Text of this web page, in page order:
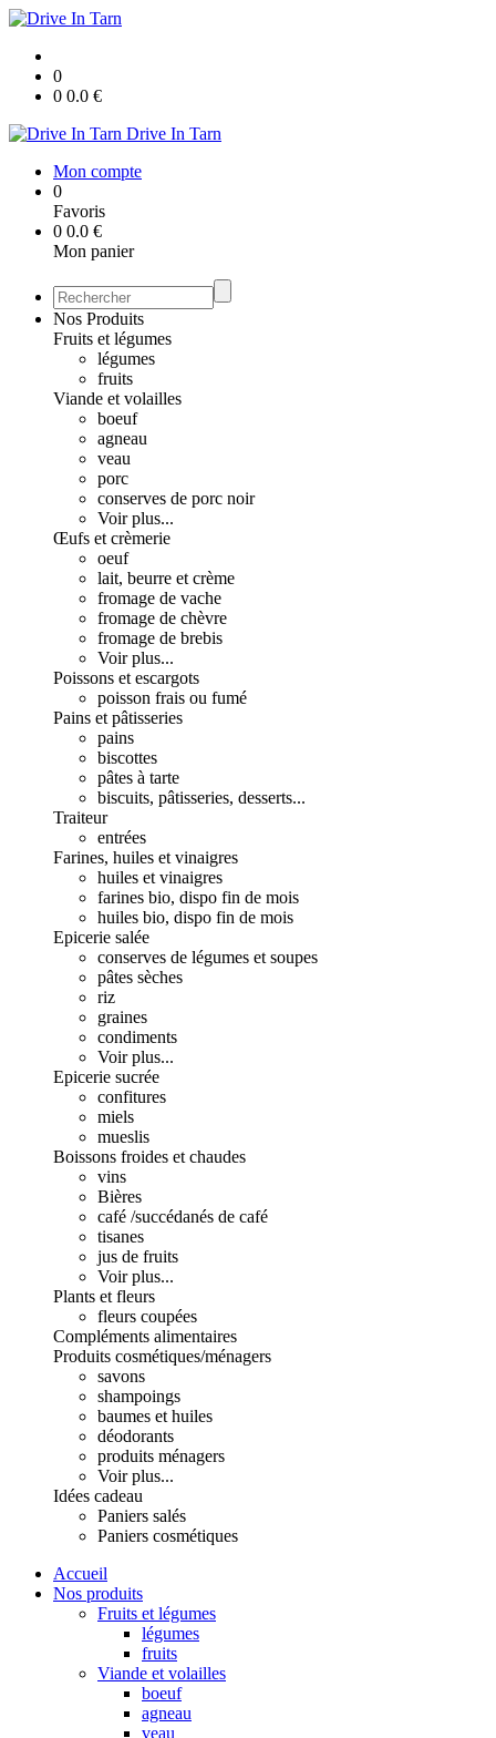
0
0 0.0 €
Drive In Tarn
Mon compte
0
Favoris
0 0.0 €
Mon panier
Nos Produits
Fruits et légumes
légumes
fruits
Viande et volailles
boeuf
agneau
veau
porc
conserves de porc noir
Voir plus...
Œufs et crèmerie
oeuf
lait, beurre et crème
fromage de vache
fromage de chèvre
fromage de brebis
Voir plus...
Poissons et escargots
poisson frais ou fumé
Pains et pâtisseries
pains
biscottes
pâtes à tarte
biscuits, pâtisseries, desserts...
Traiteur
entrées
Farines, huiles et vinaigres
huiles et vinaigres
farines bio, dispo fin de mois
huiles bio, dispo fin de mois
Epicerie salée
conserves de légumes et soupes
pâtes sèches
riz
graines
condiments
Voir plus...
Epicerie sucrée
confitures
miels
mueslis
Boissons froides et chaudes
vins
Bières
café /succédanés de café
tisanes
jus de fruits
Voir plus...
Plants et fleurs
fleurs coupées
Compléments alimentaires
Produits cosmétiques/ménagers
savons
shampoings
baumes et huiles
déodorants
produits ménagers
Voir plus...
Idées cadeau
Paniers salés
Paniers cosmétiques
Accueil
Nos produits
Fruits et légumes
légumes
fruits
Viande et volailles
boeuf
agneau
veau